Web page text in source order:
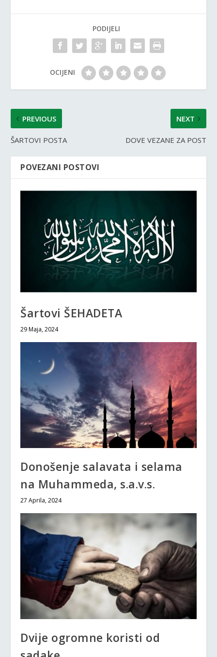
PODIJELI
OCIJENI
PREVIOUS
ŠARTOVI POSTA
NEXT
DOVE VEZANE ZA POST
POVEZANI POSTOVI
Šartovi ŠEHADETA
29 Maja, 2024
Donošenje salavata i selama
na Muhammeda, s.a.v.s.
27 Aprila, 2024
Dvije ogromne koristi od